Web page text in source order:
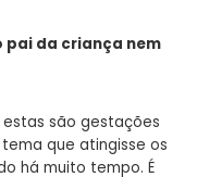
pai da criança nem
estas são gestações
que atingisse os
há muito tempo. É